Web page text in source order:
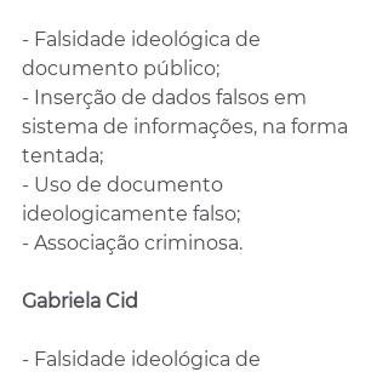
- Falsidade ideológica de
documento público;
- Inserção de dados falsos em
sistema de informações, na forma
tentada;
- Uso de documento
ideologicamente falso;
- Associação criminosa.
Gabriela Cid
- Falsidade ideológica de